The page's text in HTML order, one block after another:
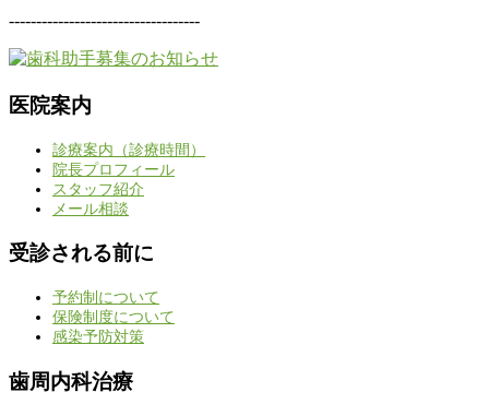
-----------------------------------
医院案内
診療案内（診療時間）
院長プロフィール
スタッフ紹介
メール相談
受診される前に
予約制について
保険制度について
感染予防対策
歯周内科治療